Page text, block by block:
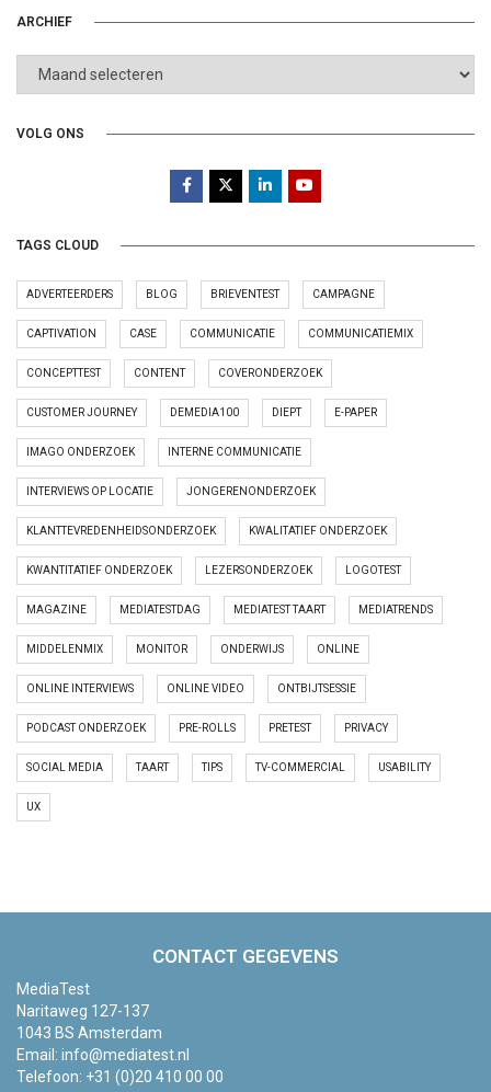
ARCHIEF
ARCHIEF
VOLG ONS
TAGS CLOUD
ADVERTEERDERS BLOG BRIEVENTEST CAMPAGNE
CAPTIVATION CASE COMMUNICATIE COMMUNICATIEMIX
CONCEPTTEST CONTENT COVERONDERZOEK
CUSTOMER JOURNEY DEMEDIA100 DIEPT E-PAPER
IMAGO ONDERZOEK INTERNE COMMUNICATIE
INTERVIEWS OP LOCATIE JONGERENONDERZOEK
KLANTTEVREDENHEIDSONDERZOEK KWALITATIEF ONDERZOEK
KWANTITATIEF ONDERZOEK LEZERSONDERZOEK LOGOTEST
MAGAZINE MEDIATESTDAG MEDIATEST TAART MEDIATRENDS
MIDDELENMIX MONITOR ONDERWIJS ONLINE
ONLINE INTERVIEWS ONLINE VIDEO ONTBIJTSESSIE
PODCAST ONDERZOEK PRE-ROLLS PRETEST PRIVACY
SOCIAL MEDIA TAART TIPS TV-COMMERCIAL USABILITY
UX
CONTACT GEGEVENS
MediaTest
Naritaweg 127-137
1043 BS Amsterdam
Email: info@mediatest.nl
Telefoon: +31 (0)20 410 00 00